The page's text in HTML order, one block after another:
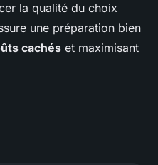
la qualité du choix
une préparation bien
cachés et maximisant